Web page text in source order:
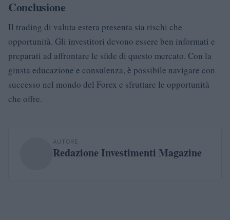
Conclusione
Il trading di valuta estera presenta sia rischi che
opportunità. Gli investitori devono essere ben informati e
preparati ad affrontare le sfide di questo mercato. Con la
giusta educazione e consulenza, è possibile navigare con
successo nel mondo del Forex e sfruttare le opportunità
che offre.
AUTORE
Redazione Investimenti Magazine